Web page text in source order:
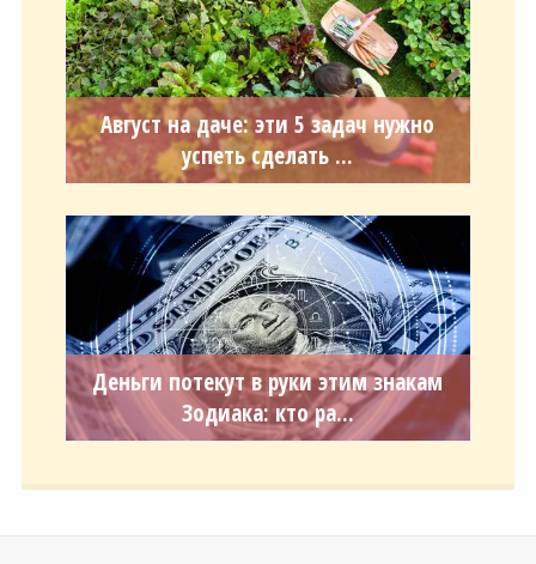
Август на даче: эти 5 задач нужно
успеть сделать ...
Деньги потекут в руки этим знакам
Зодиака: кто ра...